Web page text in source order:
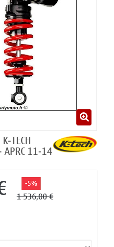
TECH
APRC 11-14
-5%
1 536,00 €